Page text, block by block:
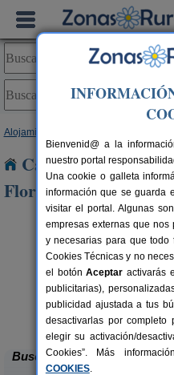
Alojamientos
Casas Rurales
Florida
Grazalema
Buscar
Bienvenid@ a la
nuestro portal
Una cookie o galleta
información que se guarda
visitar el portal. Algunas
empresas externas que nos
y necesarias para que todo
Cookies Técnicas y no
el botónAceptar activarás
publicitarias),
publicidad ajustada a tus
desactivarlas por completo
elegir su activación/
Cookies”. Más
COOKIES.